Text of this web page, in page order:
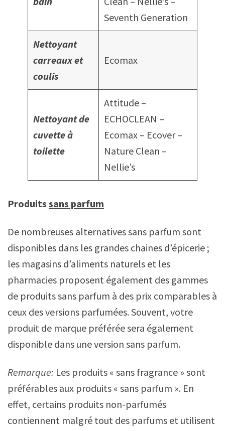
Seventh Generation
Nettoyant
carreaux et
coulis
Ecomax
Nettoyant de
cuvette à
toilette
Attitude –
ECHOCLEAN –
Ecomax – Ecover –
Nature Clean –
Nellie’s
Produits sans parfum
De nombreuses alternatives sans parfum sont
disponibles dans les grandes chaines d’épicerie ;
les magasins d’aliments naturels et les
pharmacies proposent également des gammes
de produits sans parfum à des prix comparables à
ceux des versions parfumées. Souvent, votre
produit de marque préférée sera également
disponible dans une version sans parfum.
Remarque: Les produits « sans fragrance » sont
préférables aux produits « sans parfum ». En
effet, certains produits non-parfumés
contiennent malgré tout des parfums et utilisent